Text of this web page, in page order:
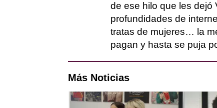
de ese hilo que les dejó
profundidades de
tratas de mujeres… la
pagan y hasta se puja
Más Noticias